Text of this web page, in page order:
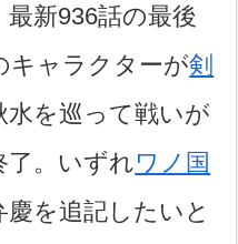
新936話の最後
キャラクターが剣
水を巡って戦いが
。いずれワノ国
慶を追記したいと